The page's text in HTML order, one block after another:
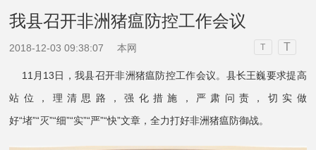
我县召开非洲猪瘟防控工作会议
2018-12-03 09:38:07 本网 T T
11月13日，我县召开非洲猪瘟防控工作会议。县长王巍要求提高
站位，理清思路，强化措施，严肃问责，切实做
好“堵”“灭”“细”“实”“严”“快”文章，全力打好非洲猪瘟防御战。